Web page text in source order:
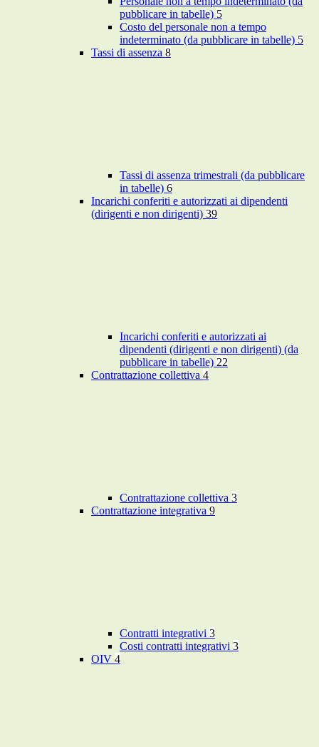
pubblicare in tabelle) 5
Costo del personale non a tempo
indeterminato (da pubblicare in tabelle) 5
Tassi di assenza 8
Tassi di assenza trimestrali (da pubblicare
in tabelle) 6
Incarichi conferiti e autorizzati ai dipendenti
(dirigenti e non dirigenti) 39
Incarichi conferiti e autorizzati ai
dipendenti (dirigenti e non dirigenti) (da
pubblicare in tabelle) 22
Contrattazione collettiva 4
Contrattazione collettiva 3
Contrattazione integrativa 9
Contratti integrativi 3
Costi contratti integrativi 3
OIV 4